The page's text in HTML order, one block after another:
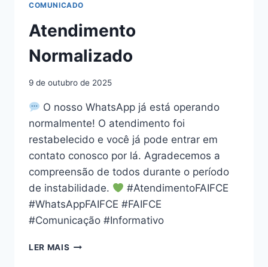
COMUNICADO
Atendimento
Normalizado
9 de outubro de 2025
O nosso WhatsApp já está operando
normalmente! O atendimento foi
restabelecido e você já pode entrar em
contato conosco por lá. Agradecemos a
compreensão de todos durante o período
de instabilidade.
#AtendimentoFAIFCE
#WhatsAppFAIFCE #FAIFCE
#Comunicação #Informativo
LER MAIS